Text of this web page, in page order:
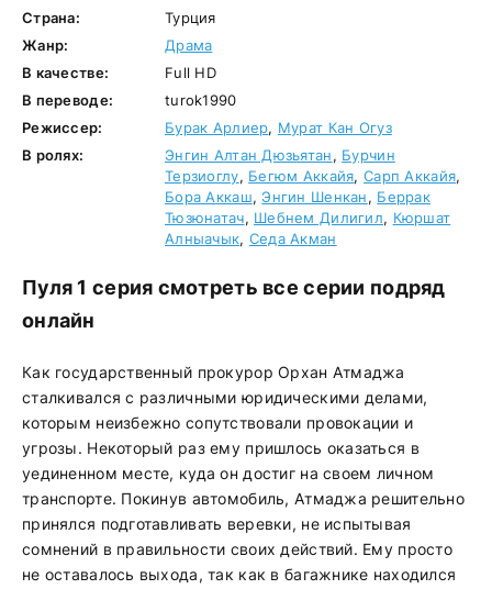
Страна:
Турция
Жанр:
Драма
В качестве:
Full HD
В переводе:
turok1990
Режиссер:
Бурак Арлиер, Мурат Кан Огуз
В ролях:
Энгин Алтан Дюзьятан, Бурчин
Терзиоглу, Бегюм Аккайя,Сарп Аккайя,
Бора Аккаш,Энгин Шенкан, Беррак
Тюзюнатач, Шебнем Дилигил, Кюршат
Алныачык, Седа Акман
Пуля 1 серия смотреть все серии подряд
онлайн
Как государственный прокурор Орхан Атмаджа
сталкивался с различными юридическими делами,
которым неизбежно сопутствовали провокации и
угрозы. Некоторый раз ему пришлось оказаться в
уединенном месте, куда он достиг на своем личном
транспорте. Покинув автомобиль, Атмаджа решительно
принялся подготавливать веревки, не испытывая
сомнений в правильности своих действий. Ему просто
не оставалось выхода, так как в багажнике находился